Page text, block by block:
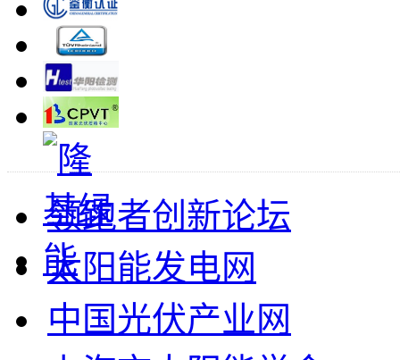
领跑者创新论坛
太阳能发电网
中国光伏产业网